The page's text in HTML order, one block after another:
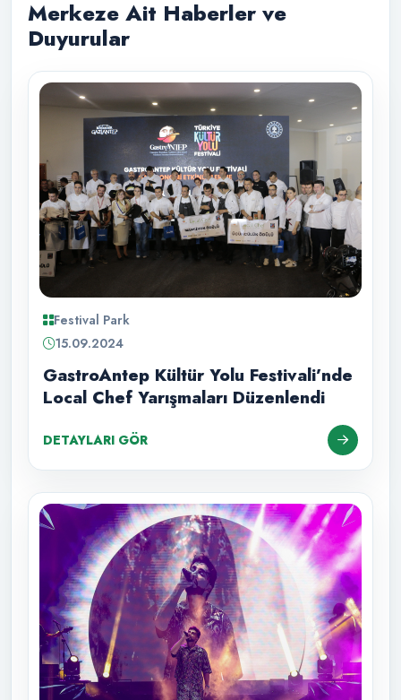
Merkeze Ait Haberler ve
Duyurular
Festival Park
15.09.2024
GastroAntep Kültür Yolu Festivali’nde
Local Chef Yarışmaları Düzenlendi
DETAYLARI GÖR